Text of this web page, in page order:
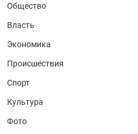
Общество
Власть
Экономика
Происшествия
Спорт
Культура
Фото